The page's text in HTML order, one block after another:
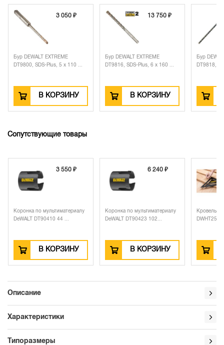
3 050 ₽
Бур DEWALT EXTREME
DT9800, SDS-Plus, 5 x 110 ...
В КОРЗИНУ
13 750 ₽
Бур DEWALT EXTREME
DT9816, SDS-Plus, 6 x 160 ...
В КОРЗИНУ
Бур
DT9818,
Сопутствующие товары
3 550 ₽
Коронка по мультиматериалу
DeWALT DT90410 44 ...
В КОРЗИНУ
6 240 ₽
Коронка по мультиматериалу
DeWALT DT90423 102...
В КОРЗИНУ
Описание
Характеристики
Типоразмеры